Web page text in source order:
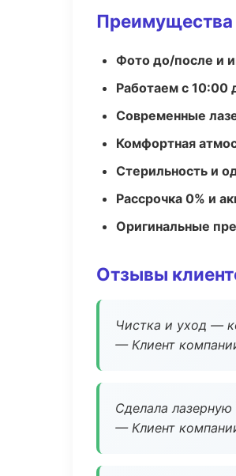
Преимущества
Фото до/после и
Работаем с 10:00
Современные
Комфортная
Стерильность и
Рассрочка 0% и
Оригинальные
Отзывы
Чистка и уход —
— Клиент
Сделала
— Клиент